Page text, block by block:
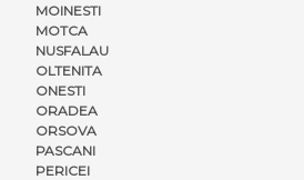
MOINESTI
MOTCA
NUSFALAU
OLTENITA
ONESTI
ORADEA
ORSOVA
PASCANI
PERICEI